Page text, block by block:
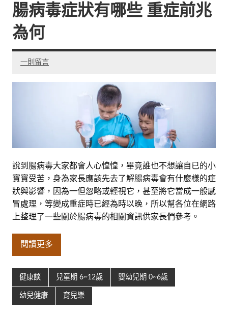
腸病毒症狀有哪些 重症前兆
為何
一則留言
說到腸病毒大家都會人心惶惶，畢竟誰也不想讓自已的小
寶寶受苦，身為家長應該先去了解腸病毒會有什麼樣的症
狀與影響，因為一但忽略或輕視它，甚至將它當成一般感
冒處理，等變成重症時已經為時以晚，所以幫各位在網路
上整理了一些關於腸病毒的相關資訊供家長們參考。
閱讀更多
健康談 兒童期 6~12歲 嬰幼兒期 0~6歲
幼兒健康 育兒樂